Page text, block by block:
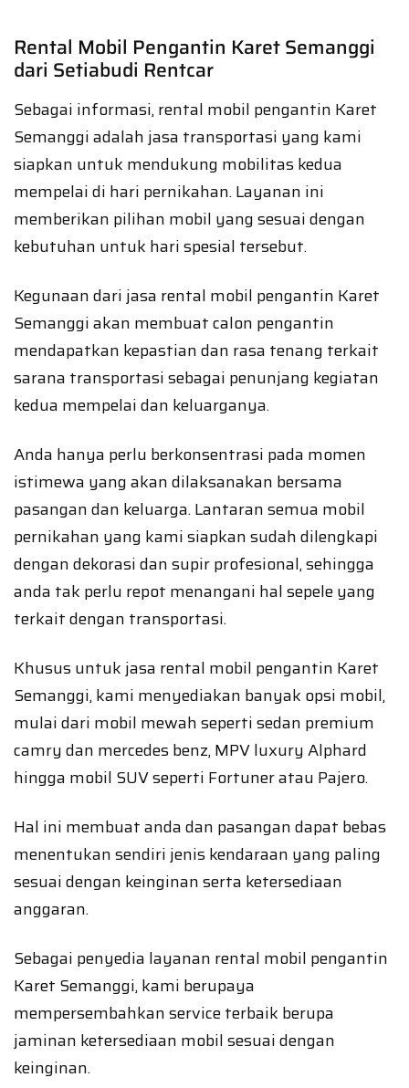
Rental Mobil Pengantin Karet Semanggi
dari Setiabudi Rentcar
Sebagai informasi, rental mobil pengantin Karet
Semanggi adalah jasa transportasi yang kami
siapkan untuk mendukung mobilitas kedua
mempelai di hari pernikahan. Layanan ini
memberikan pilihan mobil yang sesuai dengan
kebutuhan untuk hari spesial tersebut.
Kegunaan dari jasa rental mobil pengantin Karet
Semanggi akan membuat calon pengantin
mendapatkan kepastian dan rasa tenang terkait
sarana transportasi sebagai penunjang kegiatan
kedua mempelai dan keluarganya.
Anda hanya perlu berkonsentrasi pada momen
istimewa yang akan dilaksanakan bersama
pasangan dan keluarga. Lantaran semua mobil
pernikahan yang kami siapkan sudah dilengkapi
dengan dekorasi dan supir profesional, sehingga
anda tak perlu repot menangani hal sepele yang
terkait dengan transportasi.
Khusus untuk jasa rental mobil pengantin Karet
Semanggi, kami menyediakan banyak opsi mobil,
mulai dari mobil mewah seperti sedan premium
camry dan mercedes benz, MPV luxury Alphard
hingga mobil SUV seperti Fortuner atau Pajero.
Hal ini membuat anda dan pasangan dapat bebas
menentukan sendiri jenis kendaraan yang paling
sesuai dengan keinginan serta ketersediaan
anggaran.
Sebagai penyedia layanan rental mobil pengantin
Karet Semanggi, kami berupaya
mempersembahkan service terbaik berupa
jaminan ketersediaan mobil sesuai dengan
keinginan.